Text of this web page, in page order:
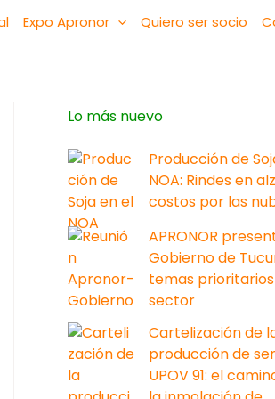
Expo Apronor Quiero ser socio
Lo más nuevo
Producción de
NOA: Rindes en
costos por las
APRONOR
Gobierno de
temas
sector
Cartelización de
producción de
UPOV 91: el